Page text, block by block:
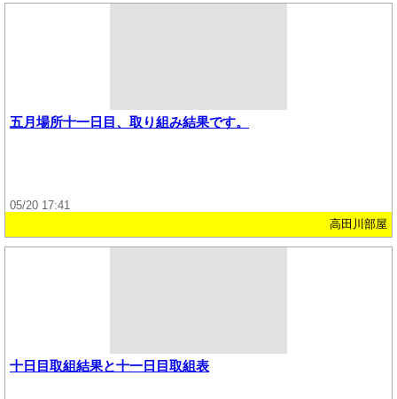
五月場所十一日目、取り組み結果です。
05/20 17:41
高田川部屋
十日目取組結果と十一日目取組表